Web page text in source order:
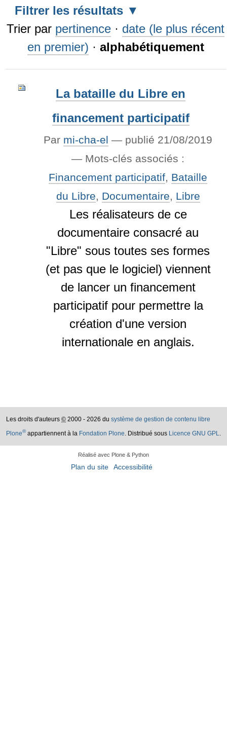
Filtrer les résultats
Trier par pertinence · date (le plus récent
en premier) · alphabétiquement
La bataille du Libre en
financement participatif
Par mi-cha-el — publié 21/08/2019
— Mots-clés associés :
Financement participatif, Bataille
du Libre, Documentaire, Libre
Les réalisateurs de ce
documentaire consacré au
"Libre" sous toutes ses formes
(et pas que le logiciel) viennent
de lancer un financement
participatif pour permettre la
création d'une version
internationale en anglais.
Les droits d'auteurs © 2000 - 2026 du système de gestion de contenu libre
Plone®appartiennent à la Fondation Plone. Distribué sous Licence GNU GPL.
Réalisé avec Plone & Python
Plan du site Accessibilité